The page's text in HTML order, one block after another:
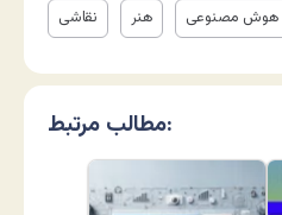
نقاشی هنر هوش مصنوعی
مطالب مرتبط: